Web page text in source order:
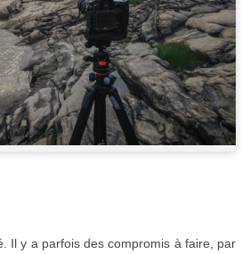
Il y a parfois des compromis à faire, par